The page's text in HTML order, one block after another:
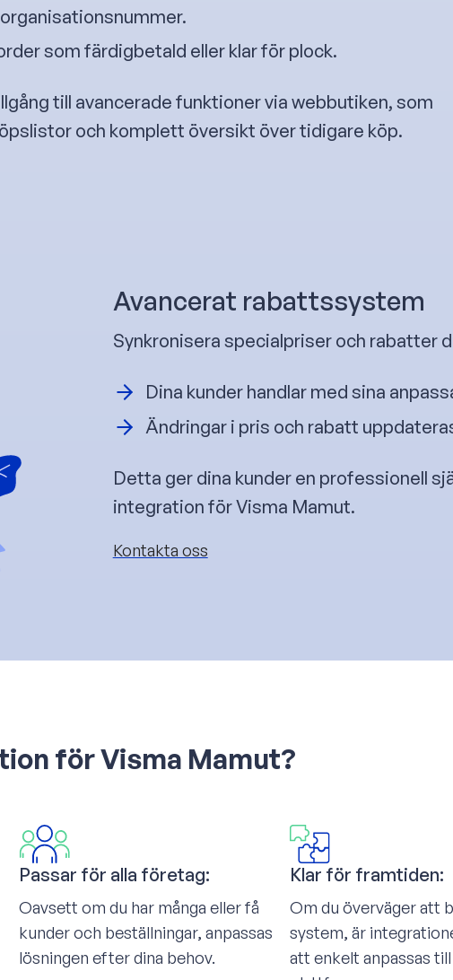
som färdigbetald eller klar för plock.
till avancerade funktioner via webbutiken, som
och komplett översikt över tidigare köp.
Avancerat rabattssystem
Synkronisera specialpriser och rabatter
Dina kunder handlar med sina
Ändringar i pris och rabatt
Detta ger dina kunder en professionell
integration för Visma Mamut.
Kontakta oss
för Visma Mamut?
Passar för alla företag:
Oavsett om du har många eller få
kunder och beställningar, anpassas
lösningen efter dina behov.
Klar för framtiden:
Om du överväger att
system, är
att enkelt anpassas